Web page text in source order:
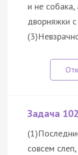
и не
дворняжки
Задача 102
совсем